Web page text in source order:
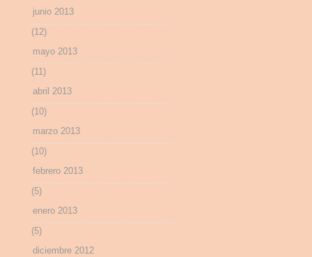
junio 2013
(12)
mayo 2013
(11)
abril 2013
(10)
marzo 2013
(10)
febrero 2013
(5)
enero 2013
(5)
diciembre 2012